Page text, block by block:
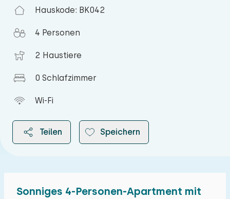
Hauskode: BK042
4 Personen
2 Haustiere
0 Schlafzimmer
Wi-Fi
Teilen Speichern
Sonniges 4-Personen-Apartment mit